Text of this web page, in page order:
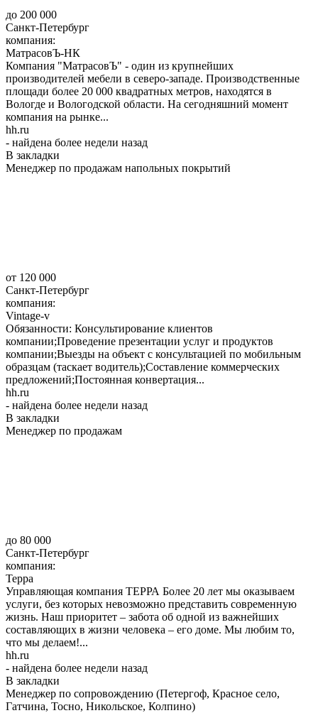
до 200 000
Санкт-Петербург
компания:
МатрасовЪ-НК
Компания "МатрасовЪ" - один из крупнейших
производителей мебели в северо-западе. Производственные
площади более 20 000 квадратных метров, находятся в
Вологде и Вологодской области. На сегодняшний момент
компания на рынке...
hh.ru
- найдена более недели назад
В закладки
Менеджер по продажам напольных покрытий
от 120 000
Санкт-Петербург
компания:
Vintage-v
Обязанности: Консультирование клиентов
компании;Проведение презентации услуг и продуктов
компании;Выезды на объект с консультацией по мобильным
образцам (таскает водитель);Составление коммерческих
предложений;Постоянная конвертация...
hh.ru
- найдена более недели назад
В закладки
Менеджер по продажам
до 80 000
Санкт-Петербург
компания:
Терра
Управляющая компания ТЕРРА Более 20 лет мы оказываем
услуги, без которых невозможно представить современную
жизнь. Наш приоритет – забота об одной из важнейших
составляющих в жизни человека – его доме. Мы любим то,
что мы делаем!...
hh.ru
- найдена более недели назад
В закладки
Менеджер по сопровождению (Петергоф, Красное село,
Гатчина, Тосно, Никольское, Колпино)